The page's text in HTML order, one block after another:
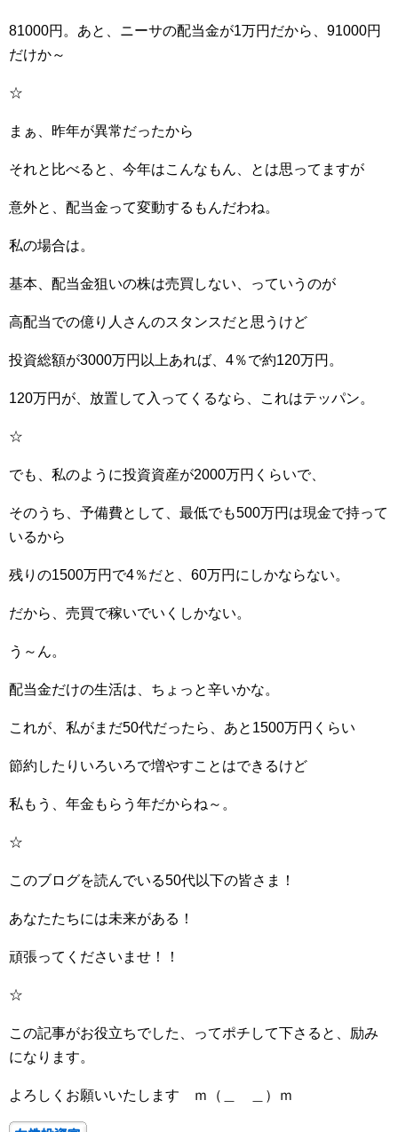
81000円。あと、ニーサの配当金が1万円だから、91000円
だけか～
☆
まぁ、昨年が異常だったから
それと比べると、今年はこんなもん、とは思ってますが
意外と、配当金って変動するもんだわね。
私の場合は。
基本、配当金狙いの株は売買しない、っていうのが
高配当での億り人さんのスタンスだと思うけど
投資総額が3000万円以上あれば、4％で約120万円。
120万円が、放置して入ってくるなら、これはテッパン。
☆
でも、私のように投資資産が2000万円くらいで、
そのうち、予備費として、最低でも500万円は現金で持って
いるから
残りの1500万円で4％だと、60万円にしかならない。
だから、売買で稼いでいくしかない。
う～ん。
配当金だけの生活は、ちょっと辛いかな。
これが、私がまだ50代だったら、あと1500万円くらい
節約したりいろいろで増やすことはできるけど
私もう、年金もらう年だからね～。
☆
このブログを読んでいる50代以下の皆さま！
あなたたちには未来がある！
頑張ってくださいませ！！
☆
この記事がお役立ちでした、ってポチして下さると、励み
になります。
よろしくお願いいたします ｍ（＿ ＿）ｍ